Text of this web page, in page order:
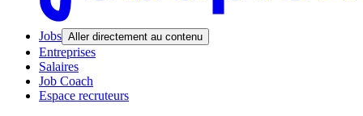
Jobs Aller directement au contenu
Entreprises
Salaires
Job Coach
Espace recruteurs